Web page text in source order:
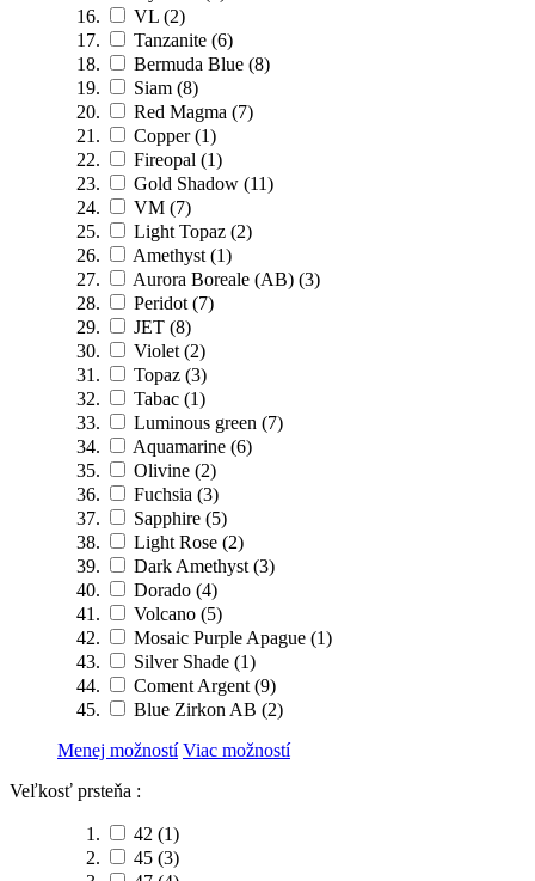
VL (2)
Tanzanite (6)
Bermuda Blue (8)
Siam (8)
Red Magma (7)
Copper(1)
Fireopal (1)
Gold Shadow (11)
VM (7)
Light Topaz (2)
Amethyst (1)
Aurora Boreale (AB) (3)
Peridot (7)
JET (8)
Violet (2)
Topaz (3)
Tabac (1)
Luminous green (7)
Aquamarine (6)
Olivine (2)
Fuchsia (3)
Sapphire (5)
Light Rose (2)
Dark Amethyst (3)
Dorado (4)
Volcano (5)
Mosaic Purple Apague (1)
Silver Shade (1)
Coment Argent (9)
Blue Zirkon AB (2)
Menej možností Viac možností
Veľkosť prsteňa :
42 (1)
45 (3)